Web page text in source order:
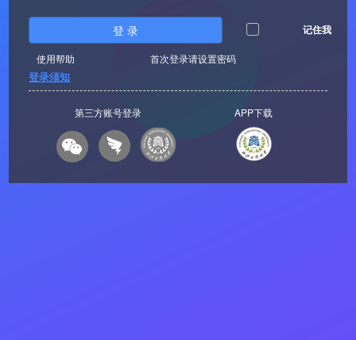
登 录 记住我
使用帮助 首次登录请设置密码
登录须知
第三方账号登录 APP下载